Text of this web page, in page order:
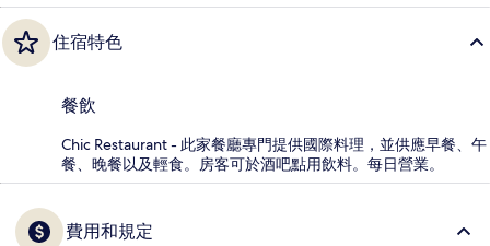
住宿特色
餐飲
Chic Restaurant - 此家餐廳專門提供國際料理，並供應早餐、午
餐、晚餐以及輕食。房客可於酒吧點用飲料。每日營業。
費用和規定